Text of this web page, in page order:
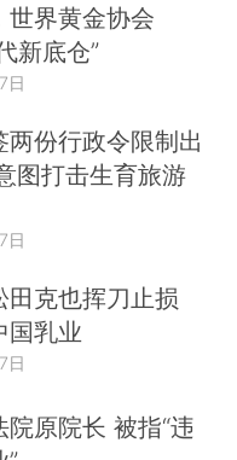
世界黄金协会
新底仓”
日
两份行政令限制出
图打击生育旅游
日
田克也挥刀止损
国乳业
日
院原院长 被指“违